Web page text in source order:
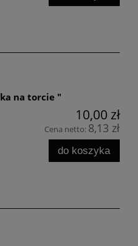
na torcie "
10,00 zł
Cena netto: 8,13 zł
do koszyka